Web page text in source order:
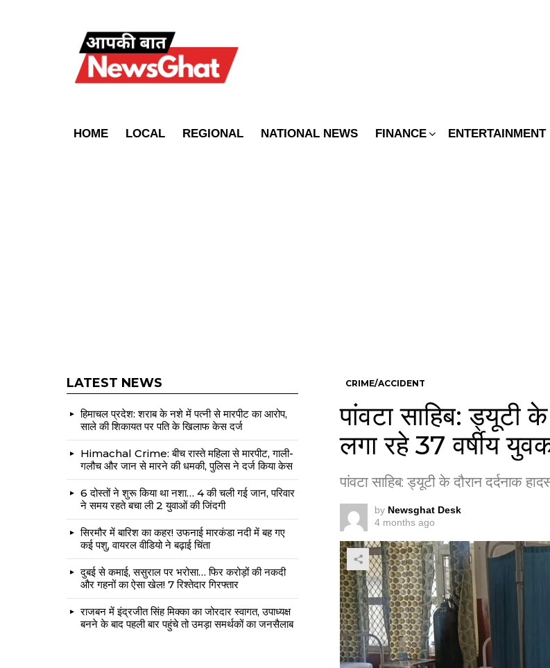
HOME LOCAL REGIONAL NATIONAL NEWS FINANCE ENTERTAINMENT
CRIME/ACCIDENT
पांवटा साहिब: ड्यूटी के
लगा रहे 37 वर्षीय
पांवटा साहिब: ड्यूटी के दौरान दर्दनाक
by Newsghat Desk
4 months ago
LATEST NEWS
हिमाचल प्रदेश: शराब के नशे में पत्नी से मारपीट का आरोप,
साले की शिकायत पर पति के खिलाफ केस दर्ज
Himachal Crime: बीच रास्ते महिला से मारपीट, गाली-
गलौच और जान से मारने की धमकी, पुलिस ने दर्ज किया केस
6 दोस्तों ने शुरू किया था नशा… 4 की चली गई जान, परिवार
ने समय रहते बचा ली 2 युवाओं की जिंदगी
सिरमौर में बारिश का कहर! उफनाई मारकंडा नदी में बह गए
कई पशु, वायरल वीडियो ने बढ़ाई चिंता
दुबई से कमाई, ससुराल पर भरोसा… फिर करोड़ों की नकदी
और गहनों का ऐसा खेल! 7 रिश्तेदार गिरफ्तार
राजबन में इंद्रजीत सिंह मिक्का का जोरदार स्वागत, उपाध्यक्ष
बनने के बाद पहली बार पहुंचे तो उमड़ा समर्थकों का जनसैलाब